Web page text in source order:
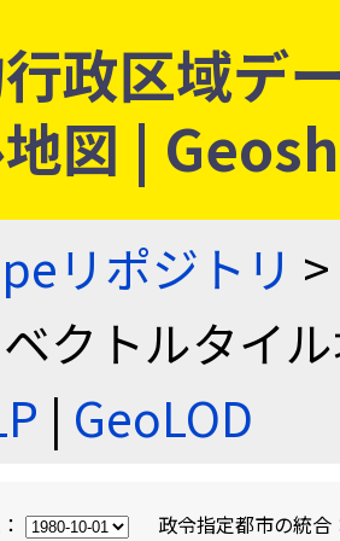
政区域デ
図 |
リポジトリ >
クトルタイ
| GeoLOD
政令指定都市の統